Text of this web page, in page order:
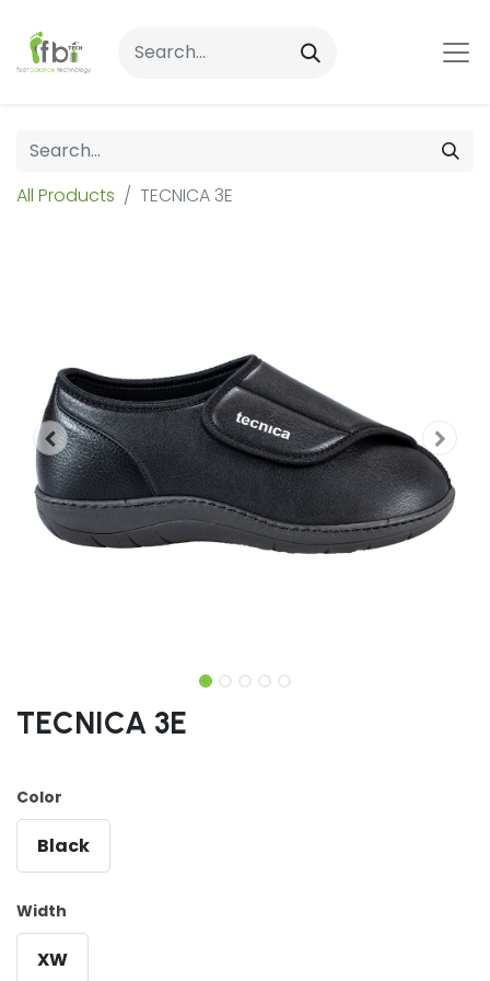
All Products TECNICA 3E
TECNICA 3E
Color
Black
Width
XW